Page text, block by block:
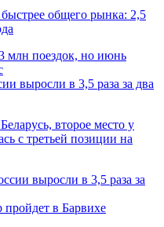
быстрее общего рынка: 2,5
выросли в 3,5 раза за два
второе место у
с третьей позиции на
в Барвихе